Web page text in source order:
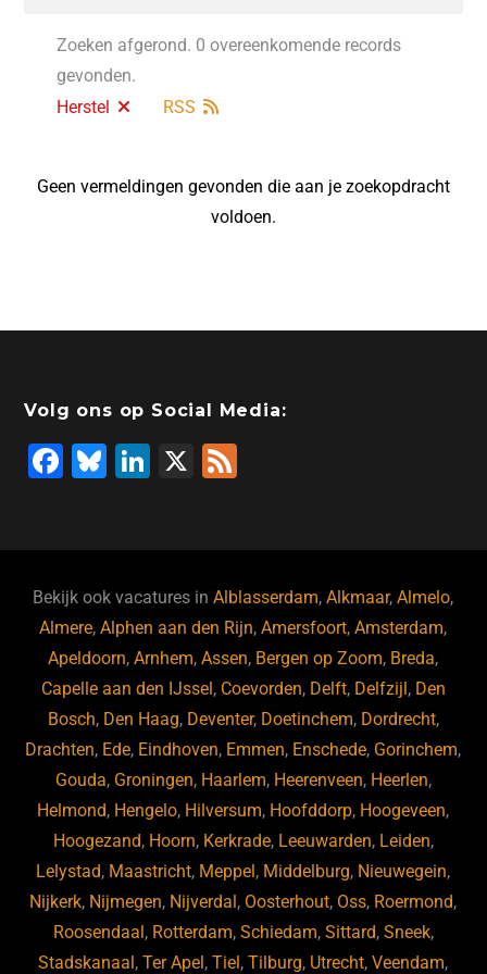
Zoeken afgerond. 0 overeenkomende records
gevonden.
Herstel
RSS
Geen vermeldingen gevonden die aan je zoekopdracht
voldoen.
Volg ons op Social Media:
F
b
o
o
k
Bl
ky
Li
dI
n
X
Bekijk ook vacatures inAlblasserdam,Alkmaar,Almelo,
Almere,Alphen aan den Rijn,Amersfoort,Amsterdam,
Apeldoorn,Arnhem,Assen, Bergen op Zoom, Breda,
Capelle aan den IJssel , Coevorden, Delft, Delfzijl , Den
Bosch, Den Haag, Deventer, Doetinchem, Dordrecht,
Drachten, Ede, Eindhoven, Emmen, Enschede, Gorinchem,
Gouda, Groningen, Haarlem, Heerenveen, Heerlen,
Helmond, Hengelo, Hilversum, Hoofddorp, Hoogeveen,
Hoogezand, Hoorn, Kerkrade, Leeuwarden, Leiden,
Lelystad, Maastricht, Meppel , Middelburg, Nieuwegein,
Nijkerk, Nijmegen, Nijverdal , Oosterhout, Oss, Roermond,
Roosendaal , Rotterdam, Schiedam, Sittard, Sneek,
Stadskanaal ,Ter Apel ,Tiel ,Tilburg, Utrecht,Veendam,